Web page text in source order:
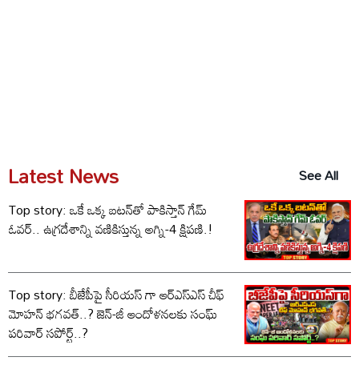
Latest News
See All
Top story: ఒకే ఒక్క బటన్‌తో పాకిస్తాన్ గేమ్
ఓవర్.. ఉగ్రదేశాన్ని వణికిస్తున్న అగ్ని-4 క్షిపణి.!
Top story: బీజేపీపై సీరియస్ గా ఆర్‌ఎస్‌ఎస్ చీఫ్
మోహన్ భగవత్..? జెన్-జీ ఆందోళనలకు సంఘ్
పరివార్ సపోర్ట్..?